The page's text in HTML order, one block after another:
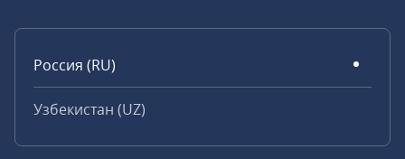
Россия (RU)
Узбекистан (UZ)